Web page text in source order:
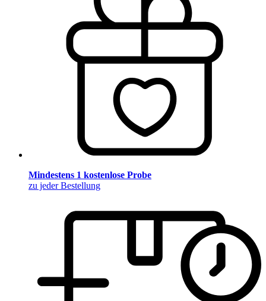
Mindestens 1 kostenlose Probe
zu jeder Bestellung